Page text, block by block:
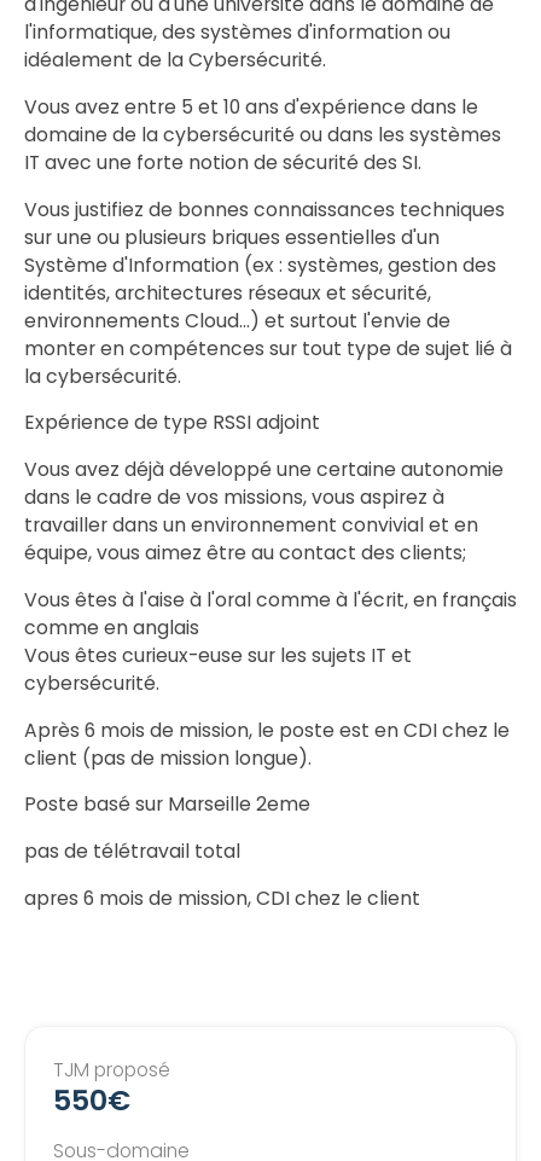
l'informatique, des systèmes d'information ou
idéalement de la Cybersécurité.
Vous avez entre 5 et 10 ans d'expérience dans le
domaine de la cybersécurité ou dans les systèmes
IT avec une forte notion de sécurité des SI.
Vous justifiez de bonnes connaissances techniques
sur une ou plusieurs briques essentielles d'un
Système d'Information (ex : systèmes, gestion des
identités, architectures réseaux et sécurité,
environnements Cloud…) et surtout l'envie de
monter en compétences sur tout type de sujet lié à
la cybersécurité.
Expérience de type RSSI adjoint
Vous avez déjà développé une certaine autonomie
dans le cadre de vos missions, vous aspirez à
travailler dans un environnement convivial et en
équipe, vous aimez être au contact des clients;
Vous êtes à l'aise à l'oral comme à l'écrit, en français
comme en anglais
Vous êtes curieux-euse sur les sujets IT et
cybersécurité.
Après 6 mois de mission, le poste est en CDI chez le
client (pas de mission longue).
Poste basé sur Marseille 2eme
pas de télétravail total
apres 6 mois de mission, CDI chez le client
TJM proposé
550€
Sous-domaine